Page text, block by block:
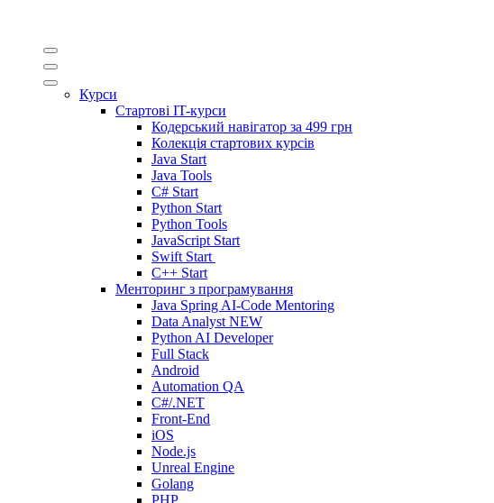
Курси
Стартові IT-курси
Кодерський навігатор за 499 грн
Колекція стартових курсів
Java Start
Java Tools
C# Start
Python Start
Python Tools
JavaScript Start
Swift Start
C++ Start
Менторинг з програмування
Java Spring AI-Code Mentoring
Data Analyst NEW
Python AI Developer
Full Stack
Android
Automation QA
C#/.NET
Front-End
iOS
Node.js
Unreal Engine
Golang
PHP